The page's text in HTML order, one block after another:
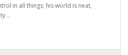
in all things; his world is neat,
..